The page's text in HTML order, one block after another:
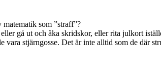
som ”straff”?
gå ut och åka skridskor, eller rita julkort
vara stjärngosse. Det är inte alltid som de där